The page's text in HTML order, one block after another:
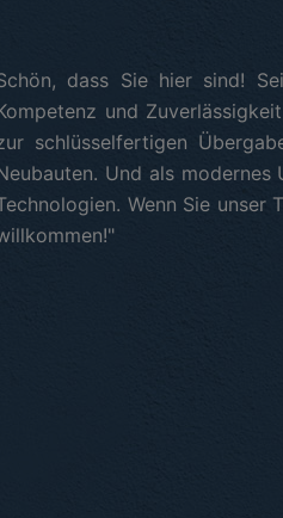
dass Sie hier sind!
und
schlüsselfertigen
Und als
Wenn Sie